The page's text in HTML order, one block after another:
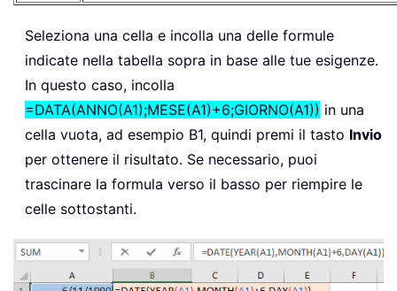
Seleziona una cella e incolla una delle formule
indicate nella tabella sopra in base alle tue esigenze.
In questo caso, incolla
=DATA(ANNO(A1);MESE(A1)+6;GIORNO(A1)) in una
cella vuota, ad esempio B1, quindi premi il tasto Invio
per ottenere il risultato. Se necessario, puoi
trascinare la formula verso il basso per riempire le
celle sottostanti.